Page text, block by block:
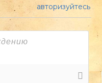
авторизуйтесь